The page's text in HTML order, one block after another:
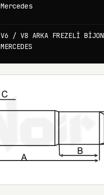
Mercedes
V6 / V8 ARKA FREZELİ BİJON
MERCEDES